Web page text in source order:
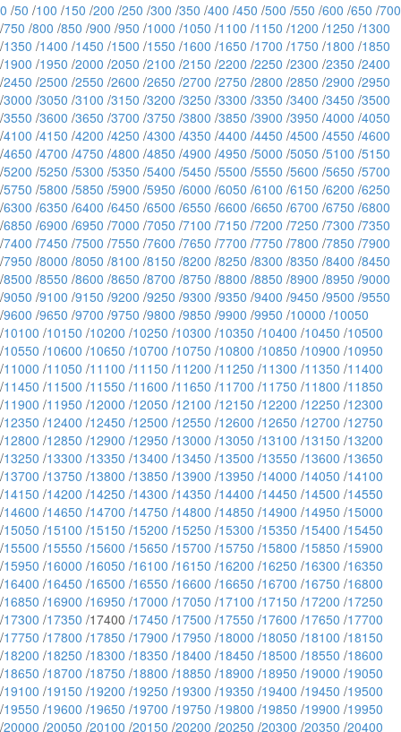
0 /50 /100 /150 /200 /250 /300 /350 /400 /450 /500 /550 /600 /650 /700
/750 /800 /850 /900 /950 /1000 /1050 /1100 /1150 /1200 /1250 /1300
/1350 /1400 /1450 /1500 /1550 /1600 /1650 /1700 /1750 /1800 /1850
/1900 /1950 /2000 /2050 /2100 /2150 /2200 /2250 /2300 /2350 /2400
/2450 /2500 /2550 /2600 /2650 /2700 /2750 /2800 /2850 /2900 /2950
/3000 /3050 /3100 /3150 /3200 /3250 /3300 /3350 /3400 /3450 /3500
/3550 /3600 /3650 /3700 /3750 /3800 /3850 /3900 /3950 /4000 /4050
/4100 /4150 /4200 /4250 /4300 /4350 /4400 /4450 /4500 /4550 /4600
/4650 /4700 /4750 /4800 /4850 /4900 /4950 /5000 /5050 /5100 /5150
/5200 /5250 /5300 /5350 /5400 /5450 /5500 /5550 /5600 /5650 /5700
/5750 /5800 /5850 /5900 /5950 /6000 /6050 /6100 /6150 /6200 /6250
/6300 /6350 /6400 /6450 /6500 /6550 /6600 /6650 /6700 /6750 /6800
/6850 /6900 /6950 /7000 /7050 /7100 /7150 /7200 /7250 /7300 /7350
/7400 /7450 /7500 /7550 /7600 /7650 /7700 /7750 /7800 /7850 /7900
/7950 /8000 /8050 /8100 /8150 /8200 /8250 /8300 /8350 /8400 /8450
/8500 /8550 /8600 /8650 /8700 /8750 /8800 /8850 /8900 /8950 /9000
/9050 /9100 /9150 /9200 /9250 /9300 /9350 /9400 /9450 /9500 /9550
/9600 /9650 /9700 /9750 /9800 /9850 /9900 /9950 /10000 /10050
/10100 /10150 /10200 /10250 /10300 /10350 /10400 /10450 /10500
/10550 /10600 /10650 /10700 /10750 /10800 /10850 /10900 /10950
/11000 /11050 /11100 /11150 /11200 /11250 /11300 /11350 /11400
/11450 /11500 /11550 /11600 /11650 /11700 /11750 /11800 /11850
/11900 /11950 /12000 /12050 /12100 /12150 /12200 /12250 /12300
/12350 /12400 /12450 /12500 /12550 /12600 /12650 /12700 /12750
/12800 /12850 /12900 /12950 /13000 /13050 /13100 /13150 /13200
/13250 /13300 /13350 /13400 /13450 /13500 /13550 /13600 /13650
/13700 /13750 /13800 /13850 /13900 /13950 /14000 /14050 /14100
/14150 /14200 /14250 /14300 /14350 /14400 /14450 /14500 /14550
/14600 /14650 /14700 /14750 /14800 /14850 /14900 /14950 /15000
/15050 /15100 /15150 /15200 /15250 /15300 /15350 /15400 /15450
/15500 /15550 /15600 /15650 /15700 /15750 /15800 /15850 /15900
/15950 /16000 /16050 /16100 /16150 /16200 /16250 /16300 /16350
/16400 /16450 /16500 /16550 /16600 /16650 /16700 /16750 /16800
/16850 /16900 /16950 /17000 /17050 /17100 /17150 /17200 /17250
/17300 /17350 /17400 /17450 /17500 /17550 /17600 /17650 /17700
/17750 /17800 /17850 /17900 /17950 /18000 /18050 /18100 /18150
/18200 /18250 /18300 /18350 /18400 /18450 /18500 /18550 /18600
/18650 /18700 /18750 /18800 /18850 /18900 /18950 /19000 /19050
/19100 /19150 /19200 /19250 /19300 /19350 /19400 /19450 /19500
/19550 /19600 /19650 /19700 /19750 /19800 /19850 /19900 /19950
/20000 /20050 /20100 /20150 /20200 /20250 /20300 /20350 /20400